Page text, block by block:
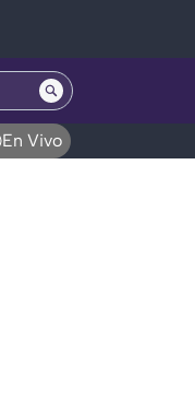
En Vivo